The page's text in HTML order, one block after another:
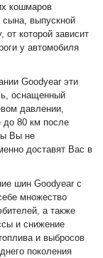
кошмаров
выпускной
которой зависит
у автомобиля
Goodyear эти
оснащенный
давлении,
до 80 км после
Вы не
доставят Вас в
шин Goodyear с
множество
а также
и снижение
и выбросов
поколения